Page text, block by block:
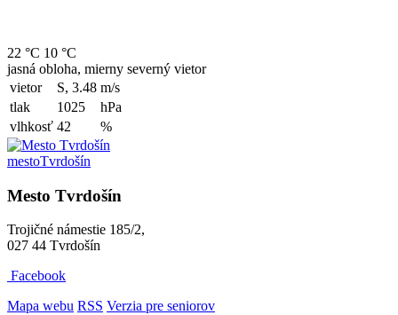
22 °C 10 °C
jasná obloha, mierny severný vietor
vietor
S, 3.48 m/s
tlak
1025
hPa
vlhkosť 42 %
mestoTvrdošín
Mesto Tvrdošín
Trojičné námestie 185/2,
027 44 Tvrdošín
Facebook
Mapa webu RSS Verzia pre seniorov